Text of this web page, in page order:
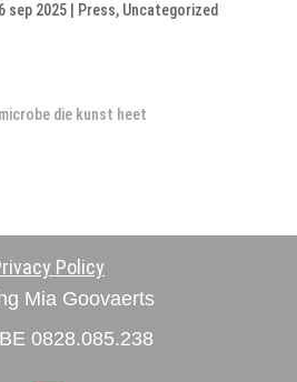
sep 2025| Press, Uncategorized
die kunst heet
Policy
Mia Goovaerts
0828.085.238